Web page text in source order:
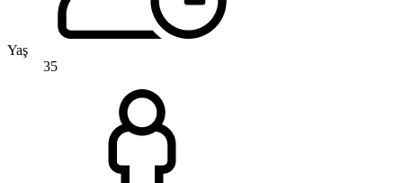
Yaş
35